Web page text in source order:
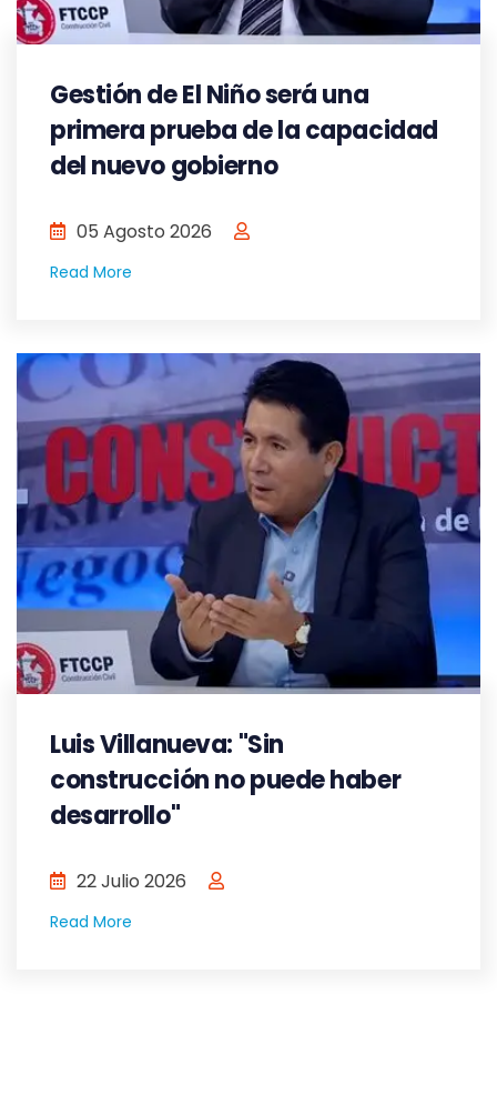
Gestión de El Niño será una
primera prueba de la capacidad
del nuevo gobierno
05 Agosto 2026
Read More
Luis Villanueva: "Sin
construcción no puede haber
desarrollo"
22 Julio 2026
Read More